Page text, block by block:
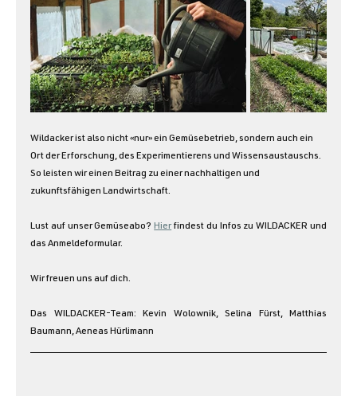
Wildacker ist also nicht «nur» ein Gemüsebetrieb, sondern auch ein
Ort der Erforschung, des Experimentierens und Wissensaustauschs.
So leisten wir einen Beitrag zu einer nachhaltigen und
zukunftsfähigen Landwirtschaft.
Lust auf unser Gemüseabo? Hier findest du Infos zu WILDACKER und
das Anmeldeformular.
Wir freuen uns auf dich.
Das WILDACKER-Team: Kevin Wolownik, Selina Fürst, Matthias
Baumann, Aeneas Hürlimann